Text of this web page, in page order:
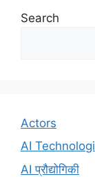
Search
Actors
AI Technologi
AI प्रौद्योगिकी